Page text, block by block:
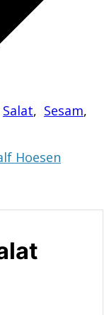
Salat, Sesam,
Hoesen